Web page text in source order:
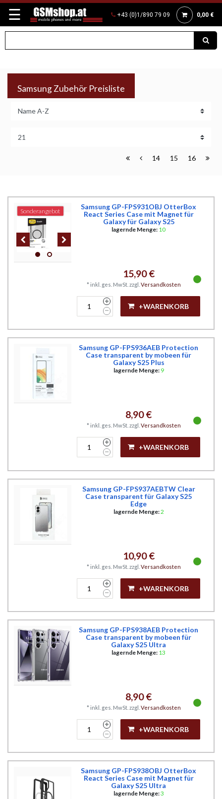
☰ +43 (0)1/890 79 09 0,00 €
Samsung Zubehör Preisliste
14 15 16
Sonderangebot
Samsung GP-FPS931OBJ OtterBox
React Series Case mit Magnet für
Galaxy für Galaxy S25
lagernde Menge: 10
15,90 €
* inkl. ges. MwSt. zzgl. Versandkosten
+WARENKORB
Samsung GP-FPS936AEB Protection
Case transparent by mobeen für
Galaxy S25 Plus
lagernde Menge: 9
8,90 €
* inkl. ges. MwSt. zzgl. Versandkosten
+WARENKORB
Samsung GP-FPS937AEBTW Clear
Case transparent für Galaxy S25
Edge
lagernde Menge:2
10,90 €
* inkl. ges. MwSt. zzgl. Versandkosten
+WARENKORB
Samsung GP-FPS938AEB Protection
Case transparent by mobeen für
Galaxy S25 Ultra
lagernde Menge: 13
8,90 €
* inkl. ges. MwSt. zzgl. Versandkosten
+WARENKORB
Samsung GP-FPS938OBJ OtterBox
React Series Case mit Magnet für
Galaxy S25 Ultra
lagernde Menge:3